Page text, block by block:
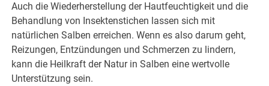
Auch die Wiederherstellung der Hautfeuchtigkeit und die
Behandlung von Insektenstichen lassen sich mit
natürlichen Salben erreichen. Wenn es also darum geht,
Reizungen, Entzündungen und Schmerzen zu lindern,
kann die Heilkraft der Natur in Salben eine wertvolle
Unterstützung sein.